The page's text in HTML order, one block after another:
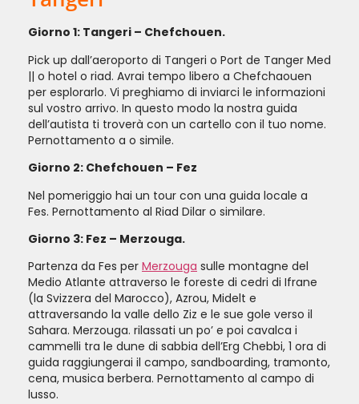
Giorno 1: Tangeri – Chefchouen.
Pick up dall’aeroporto di Tangeri o Port de Tanger Med
|| o hotel o riad. Avrai tempo libero a Chefchaouen
per esplorarlo. Vi preghiamo di inviarci le informazioni
sul vostro arrivo. In questo modo la nostra guida
dell’autista ti troverà con un cartello con il tuo nome.
Pernottamento a o simile.
Giorno 2: Chefchouen – Fez
Nel pomeriggio hai un tour con una guida locale a
Fes. Pernottamento al Riad Dilar o similare.
Giorno 3: Fez – Merzouga.
Partenza da Fes per Merzouga sulle montagne del
Medio Atlante attraverso le foreste di cedri di Ifrane
(la Svizzera del Marocco), Azrou, Midelt e
attraversando la valle dello Ziz e le sue gole verso il
Sahara. Merzouga. rilassati un po’ e poi cavalca i
cammelli tra le dune di sabbia dell’Erg Chebbi, 1 ora di
guida raggiungerai il campo, sandboarding, tramonto,
cena, musica berbera. Pernottamento al campo di
lusso.